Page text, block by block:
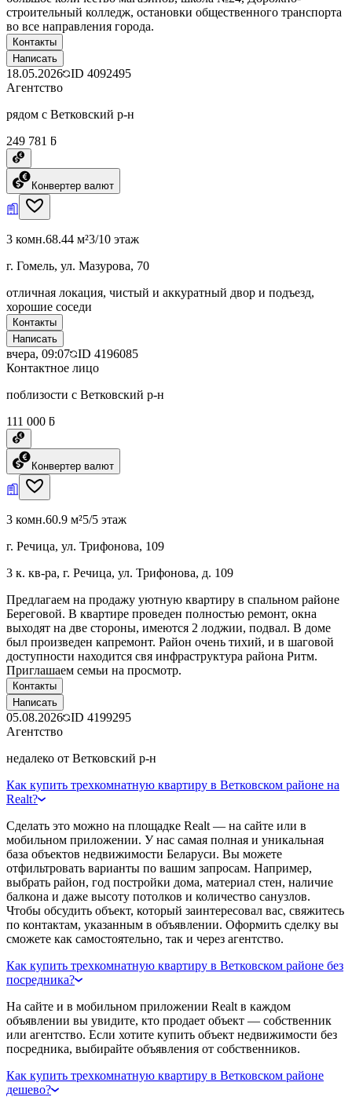
строительный колледж, остановки общественного транспорта
во все направления города.
Контакты
Написать
18.05.2026 ID 4092495
Агентство
рядом с Ветковский р-н
249 781 ƃ
Конвертер валют
3 комн.68.44 м²3/10 этаж
г. Гомель, ул. Мазурова, 70
отличная локация, чистый и аккуратный двор и подъезд,
хорошие соседи
Контакты
Написать
вчера, 09:07 ID 4196085
Контактное лицо
поблизости с Ветковский р-н
111 000 ƃ
Конвертер валют
3 комн.60.9 м²5/5 этаж
г. Речица, ул. Трифонова, 109
3 к. кв-ра, г. Речица, ул. Трифонова, д. 109
Предлагаем на продажу уютную квартиру в спальном районе
Береговой. В квартире проведен полностью ремонт, окна
выходят на две стороны, имеются 2 лоджии, подвал. В доме
был произведен капремонт. Район очень тихий, и в шаговой
доступности находится свя инфраструктура района Ритм.
Приглашаем семьи на просмотр.
Контакты
Написать
05.08.2026 ID 4199295
Агентство
недалеко от Ветковский р-н
Как купить трехкомнатную квартиру в Ветковском районе на
Realt?
Сделать это можно на площадке Realt — на сайте или в
мобильном приложении. У нас самая полная и уникальная
база объектов недвижимости Беларуси. Вы можете
отфильтровать варианты по вашим запросам. Например,
выбрать район, год постройки дома, материал стен, наличие
балкона и даже высоту потолков и количество санузлов.
Чтобы обсудить объект, который заинтересовал вас, свяжитесь
по контактам, указанным в объявлении. Оформить сделку вы
сможете как самостоятельно, так и через агентство.
Как купить трехкомнатную квартиру в Ветковском районе без
посредника?
На сайте и в мобильном приложении Realt в каждом
объявлении вы увидите, кто продает объект — собственник
или агентство. Если хотите купить объект недвижимости без
посредника, выбирайте объявления от собственников.
Как купить трехкомнатную квартиру в Ветковском районе
дешево?